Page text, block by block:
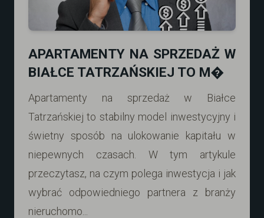
APARTAMENTY NA SPRZEDAŻ W
BIAŁCE TATRZAŃSKIEJ TO M�
Apartamenty na sprzedaż w Białce
Tatrzańskiej to stabilny model inwestycyjny i
świetny sposób na ulokowanie kapitału w
niepewnych czasach. W tym artykule
przeczytasz, na czym polega inwestycja i jak
wybrać odpowiedniego partnera z branży
nieruchomo...